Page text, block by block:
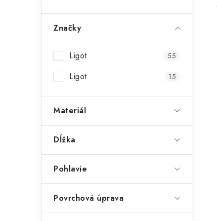
Značky
Ligot 55
Ligot 15
Materiál
Dĺžka
Pohlavie
Povrchová úprava